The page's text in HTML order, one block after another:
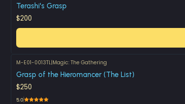
Terashi's Grasp
$200
M-E01-0013TL|Magic: The Gathering
Grasp of the Hieromancer (The List)
$250
5.0